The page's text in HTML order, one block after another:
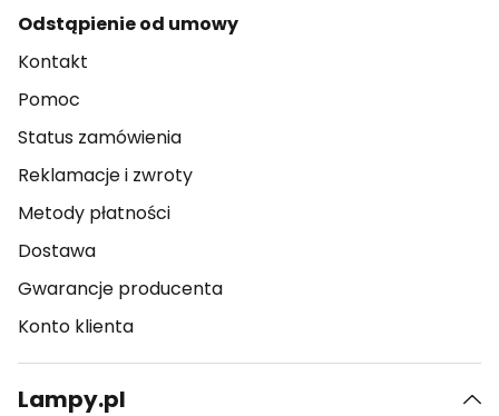
Odstąpienie od umowy
Kontakt
Pomoc
Status zamówienia
Reklamacje i zwroty
Metody płatności
Dostawa
Gwarancje producenta
Konto klienta
Lampy.pl